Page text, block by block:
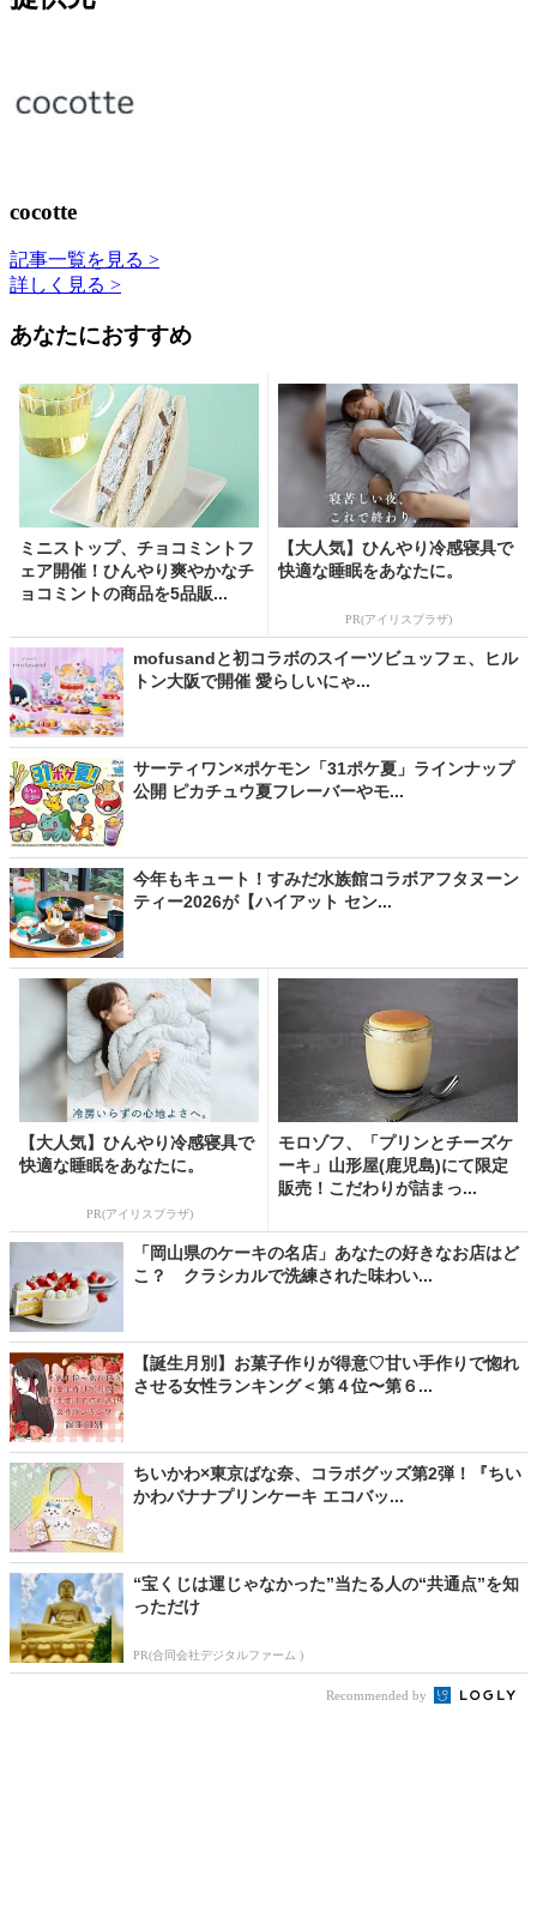
cocotte
記事一覧を見る >
詳しく見る >
あなたにおすすめ
ミニストップ、チョコミントフ
ェア開催！ひんやり爽やかなチ
ョコミントの商品を5品販...
【大人気】ひんやり冷感寝具で
快適な睡眠をあなたに。
PR(アイリスプラザ)
mofusandと初コラボのスイーツビュッフェ、ヒル
トン大阪で開催 愛らしいにゃ...
サーティワン×ポケモン「31ポケ夏」ラインナップ
公開 ピカチュウ夏フレーバーやモ...
今年もキュート！すみだ水族館コラボアフタヌーン
ティー2026が【ハイアット セン...
【大人気】ひんやり冷感寝具で
快適な睡眠をあなたに。
PR(アイリスプラザ)
モロゾフ、「プリンとチーズケ
ーキ」山形屋(鹿児島)にて限定
販売！こだわりが詰まっ...
「岡山県のケーキの名店」あなたの好きなお店はど
こ？ クラシカルで洗練された味わい...
【誕生月別】お菓子作りが得意♡甘い手作りで惚れ
させる女性ランキング＜第４位〜第６...
ちいかわ×東京ばな奈、コラボグッズ第2弾！『ちい
かわバナナプリンケーキ エコバッ...
“宝くじは運じゃなかった”当たる人の“共通点”を知
っただけ
PR(合同会社デジタルファーム )
Recommended by